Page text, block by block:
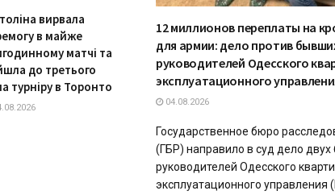
вирвала
в майже
матчі та
до третього
турніру в Торонто
12 миллионов переплаты на
для армии: дело против
руководителей Одесского
эксплуатационного
04.08.2026
Государственное бюро
(ГБР) направило в суд дело
руководителей Одесского
эксплуатационного управления